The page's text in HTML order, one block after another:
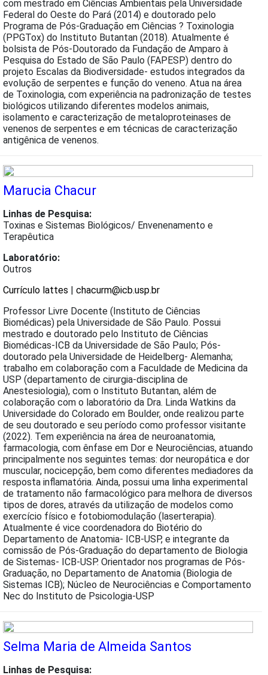
com mestrado em Ciências Ambientais pela Universidade
Federal do Oeste do Pará (2014) e doutorado pelo
Programa de Pós-Graduação em Ciências ? Toxinologia
(PPGTox) do Instituto Butantan (2018). Atualmente é
bolsista de Pós-Doutorado da Fundação de Amparo à
Pesquisa do Estado de São Paulo (FAPESP) dentro do
projeto Escalas da Biodiversidade- estudos integrados da
evolução de serpentes e função do veneno. Atua na área
de Toxinologia, com experiência na padronização de testes
biológicos utilizando diferentes modelos animais,
isolamento e caracterização de metaloproteinases de
venenos de serpentes e em técnicas de caracterização
antigênica de venenos.
Marucia Chacur
Linhas de Pesquisa:
Toxinas e Sistemas Biológicos/ Envenenamento e
Terapêutica
Laboratório:
Outros
Currículo lattes | chacurm@icb.usp.br
Professor Livre Docente (Instituto de Ciências
Biomédicas) pela Universidade de São Paulo. Possui
mestrado e doutorado pelo Instituto de Ciências
Biomédicas-ICB da Universidade de São Paulo; Pós-
doutorado pela Universidade de Heidelberg- Alemanha;
trabalho em colaboração com a Faculdade de Medicina da
USP (departamento de cirurgia-disciplina de
Anestesiologia), com o Instituto Butantan, além de
colaboração com o laboratório da Dra. Linda Watkins da
Universidade do Colorado em Boulder, onde realizou parte
de seu doutorado e seu período como professor visitante
(2022). Tem experiência na área de neuroanatomia,
farmacologia, com ênfase em Dor e Neurociências, atuando
principalmente nos seguintes temas: dor neuropática e dor
muscular, nocicepção, bem como diferentes mediadores da
resposta inflamatória. Ainda, possui uma linha experimental
de tratamento não farmacológico para melhora de diversos
tipos de dores, através da utilização de modelos como
exercício físico e fotobiomodulação (laserterapia).
Atualmente é vice coordenadora do Biotério do
Departamento de Anatomia- ICB-USP, e integrante da
comissão de Pós-Graduação do departamento de Biologia
de Sistemas- ICB-USP. Orientador nos programas de Pós-
Graduação, no Departamento de Anatomia (Biologia de
Sistemas ICB); Núcleo de Neurociências e Comportamento
Nec do Instituto de Psicologia-USP
Selma Maria de Almeida Santos
Linhas de Pesquisa: